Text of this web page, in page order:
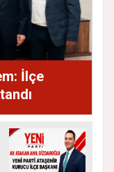
İlçe